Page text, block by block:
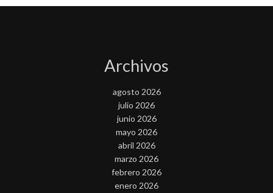
Archivos
agosto 2026
julio 2026
junio 2026
mayo 2026
abril 2026
marzo 2026
febrero 2026
enero 2026